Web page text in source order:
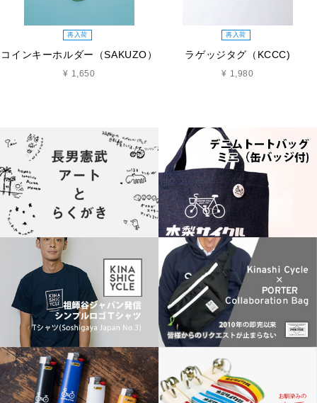
再入荷
コインキーホルダー（SAKUZO）
¥ 1,650
再入荷
ラゲッジタグ（KCCC)
¥ 1,980